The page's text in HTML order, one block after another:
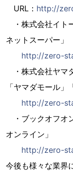
URL： http://
・株式会社イト
ネットスーパー」
http://zero-
・株式会社ヤマ
「ヤマダモール」
http://zero-
・ブックオフオ
オンライン」
http://zero-
今後も様々な業界